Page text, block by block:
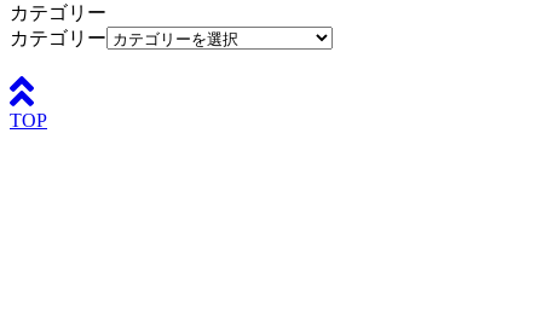
カテゴリー
カテゴリー
TOP